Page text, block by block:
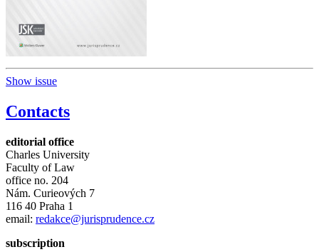
Show issue
Contacts
editorial office
Charles University
Faculty of Law
office no. 204
Nám. Curieových 7
116 40 Praha 1
email: redakce@jurisprudence.cz
subscription